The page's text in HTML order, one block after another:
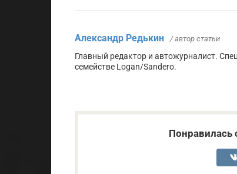
Александр Редькин / автор статьи
Главный редактор и автожурналист.
семействе Logan/Sandero.
Понравилась